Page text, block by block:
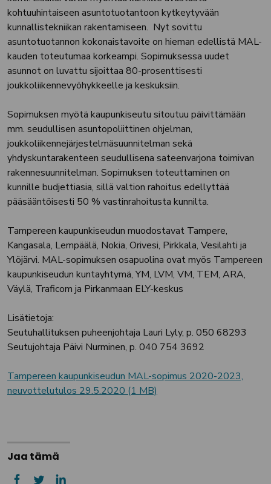
kohtuuhintaiseen asuntotuotantoon kytkeytyvään
kunnallistekniikan rakentamiseen. Nyt sovittu
asuntotuotannon kokonaistavoite on hieman edellistä MAL-
kauden toteutumaa korkeampi. Sopimuksessa uudet
asunnot on luvattu sijoittaa 80-prosenttisesti
joukkoliikennevyöhykkeelle ja keskuksiin.
Sopimuksen myötä kaupunkiseutu sitoutuu päivittämään
mm. seudullisen asuntopoliittinen ohjelman,
joukkoliikennejärjestelmäsuunnitelman sekä
yhdyskuntarakenteen seudullisena sateenvarjona toimivan
rakennesuunnitelman. Sopimuksen toteuttaminen on
kunnille budjettiasia, sillä valtion rahoitus edellyttää
pääsääntöisesti 50 % vastinrahoitusta kunnilta.
Tampereen kaupunkiseudun muodostavat Tampere,
Kangasala, Lempäälä, Nokia, Orivesi, Pirkkala, Vesilahti ja
Ylöjärvi. MAL-sopimuksen osapuolina ovat myös Tampereen
kaupunkiseudun kuntayhtymä, YM, LVM, VM, TEM, ARA,
Väylä, Traficom ja Pirkanmaan ELY-keskus
Lisätietoja:
Seutuhallituksen puheenjohtaja Lauri Lyly, p. 050 68293
Seutujohtaja Päivi Nurminen, p. 040 754 3692
Tampereen kaupunkiseudun MAL-sopimus 2020-2023,
neuvottelutulos 29.5.2020 (1 MB)
Jaa tämä